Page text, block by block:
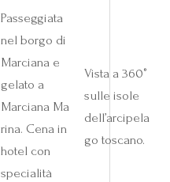
Passeggiata
nel borgo di
Marciana e
gelato a
Marciana Ma
rina. Cena in
hotel con
specialità
Vista a 360°
sulle isole
dell’arcipela
go toscano.